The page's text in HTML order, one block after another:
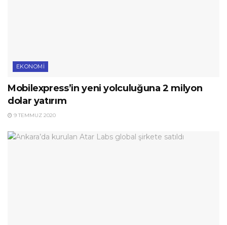
EKONOMI
Mobilexpress’in yeni yolculuğuna 2 milyon
dolar yatırım
9 TEMMUZ 2020